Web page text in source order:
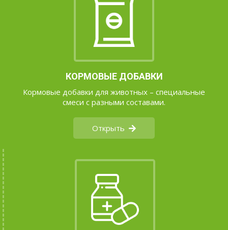
КОРМОВЫЕ ДОБАВКИ
Кормовые добавки для животных – специальные
смеси с разными составами.
Открыть